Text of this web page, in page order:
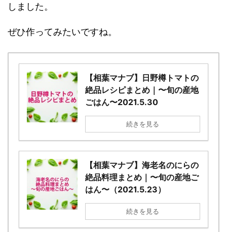
しました。
ぜひ作ってみたいですね。
【相葉マナブ】日野樽トマトの
絶品レシピまとめ｜〜旬の産地
ごはん〜2021.5.30
続きを見る
【相葉マナブ】海老名のにらの
絶品料理まとめ｜〜旬の産地ご
はん〜（2021.5.23）
続きを見る